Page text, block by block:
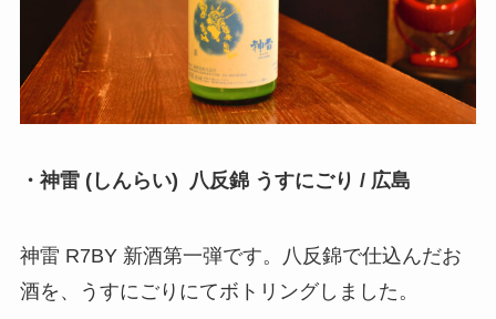
・神雷 (しんらい) 八反錦 うすにごり / 広島
神雷 R7BY 新酒第一弾です。八反錦で仕込んだお
酒を、うすにごりにてボトリングしました。